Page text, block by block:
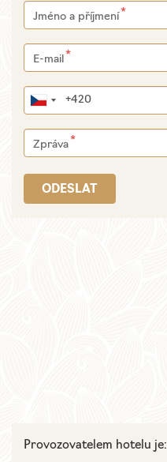
Jméno a příjmení
E-mail
Zpráva
ODESLAT
Provozovatelem hotelu je: